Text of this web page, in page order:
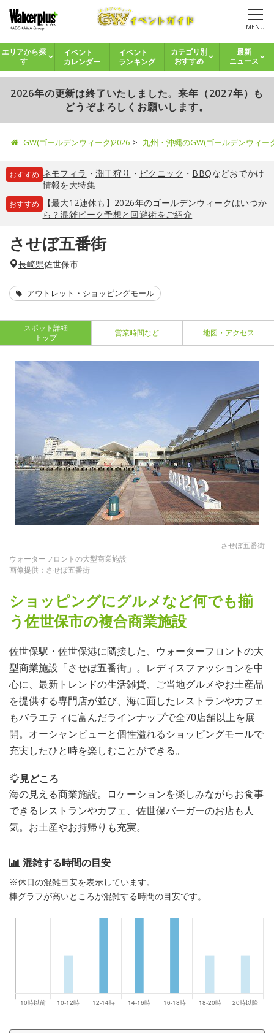
MENU
エリアから探
す
イベント
カレンダー
イベント
ランキング
カテゴリ別
おすすめ
最新
ニュース
2026年の更新は終了いたしました。来年（2027年）も
どうぞよろしくお願いします。
GW(ゴールデンウィーク)2026 九州・沖縄のGW(ゴールデンウィ
おすすめ ネモフィラ ・ 潮干狩り ・ ピクニック ・ BBQなどおでかけ
情報を大特集
おすすめ
【最大12連休も】2026年のゴールデンウィークはいつか
ら？混雑ピーク予想と回避術をご紹介
させぼ五番街
長崎県佐世保市
アウトレット・ショッピングモール
スポット詳細
トップ
営業時間など 地図・アクセス
させぼ五番街
ウォーターフロントの大型商業施設
画像提供：させぼ五番街
ショッピングにグルメなど何でも揃
う佐世保市の複合商業施設
佐世保駅・佐世保港に隣接した、ウォーターフロントの大
型商業施設「させぼ五番街」。レディスファッションを中
心に、最新トレンドの生活雑貨、ご当地グルメやお土産品
を提供する専門店が並び、海に面したレストランやカフェ
もバラエティに富んだラインナップで全70店舗以上を展
開。オーシャンビューと個性溢れるショッピングモールで
充実したひと時を楽しむことができる。
見どころ
海の見える商業施設。ロケーションを楽しみながらお食事
できるレストランやカフェ、佐世保バーガーのお店も人
気。お土産やお持帰りも充実。
混雑する時間の目安
※休日の混雑目安を表示しています。
棒グラフが高いところが混雑する時間の目安です。